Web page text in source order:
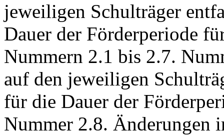
jeweiligen Schulträger
Dauer der Förderperiode
Nummern 2.1 bis 2.7.
auf den jeweiligen
für die Dauer der
Nummer 2.8. Änderungen